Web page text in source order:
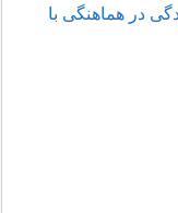
در هماهنگی با